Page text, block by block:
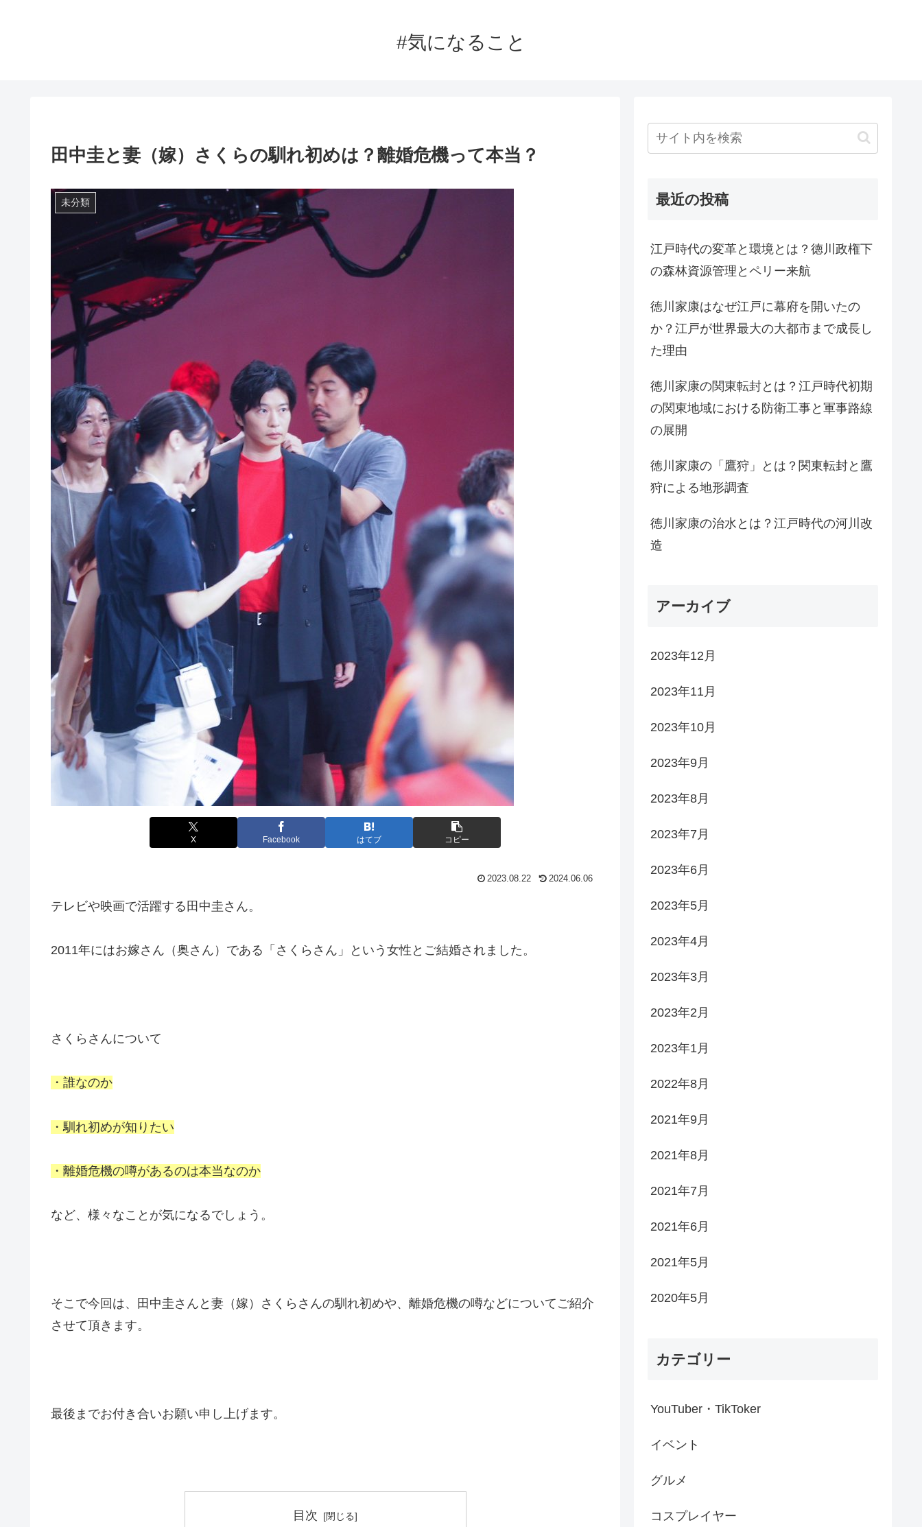
#気になること
田中圭と妻（嫁）さくらの馴れ初めは？離婚危機って本当？
未分類
X Facebook はてブ コピー
2023.08.22 2024.06.06
テレビや映画で活躍する田中圭さん。
2011年にはお嫁さん（奥さん）である「さくらさん」という女性とご結婚されました。
さくらさんについて
・誰なのか
・馴れ初めが知りたい
・離婚危機の噂があるのは本当なのか
など、様々なことが気になるでしょう。
そこで今回は、田中圭さんと妻（嫁）さくらさんの馴れ初めや、離婚危機の噂などについてご紹介
させて頂きます。
最後までお付き合いお願い申し上げます。
目次
最近の投稿
江戸時代の変革と環境とは？徳川政権下
の森林資源管理とペリー来航
徳川家康はなぜ江戸に幕府を開いたの
か？江戸が世界最大の大都市まで成長し
た理由
徳川家康の関東転封とは？江戸時代初期
の関東地域における防衛工事と軍事路線
の展開
徳川家康の「鷹狩」とは？関東転封と鷹
狩による地形調査
徳川家康の治水とは？江戸時代の河川改
造
アーカイブ
2023年12月
2023年11月
2023年10月
2023年9月
2023年8月
2023年7月
2023年6月
2023年5月
2023年4月
2023年3月
2023年2月
2023年1月
2022年8月
2021年9月
2021年8月
2021年7月
2021年6月
2021年5月
2020年5月
カテゴリー
YouTuber・TikToker
イベント
グルメ
コスプレイヤー